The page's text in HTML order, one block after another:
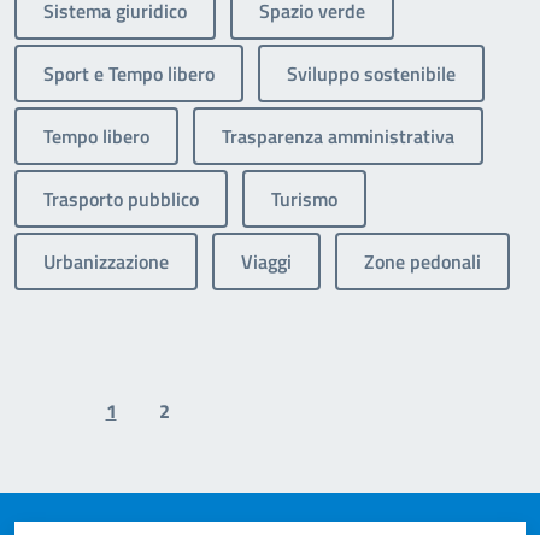
Sistema giuridico Spazio verde
Sport e Tempo libero Sviluppo sostenibile
Tempo libero Trasparenza amministrativa
Trasporto pubblico Turismo
Urbanizzazione Viaggi Zone pedonali
Previous page
1 2